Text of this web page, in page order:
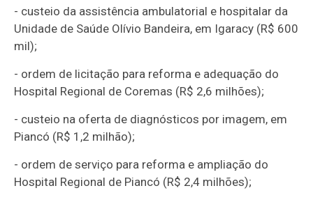
- custeio da assistência ambulatorial e hospitalar da
Unidade de Saúde Olívio Bandeira, em Igaracy (R$ 600
mil);
- ordem de licitação para reforma e adequação do
Hospital Regional de Coremas (R$ 2,6 milhões);
- custeio na oferta de diagnósticos por imagem, em
Piancó (R$ 1,2 milhão);
- ordem de serviço para reforma e ampliação do
Hospital Regional de Piancó (R$ 2,4 milhões);